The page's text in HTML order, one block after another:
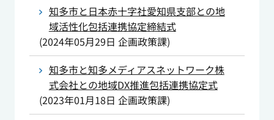
知多市と日本赤十字社愛知県支部との地
域活性化包括連携協定締結式
(2024年05月29日 企画政策課)
知多市と知多メディアスネットワーク株
式会社との地域DX推進包括連携協定式
(2023年01月18日 企画政策課)